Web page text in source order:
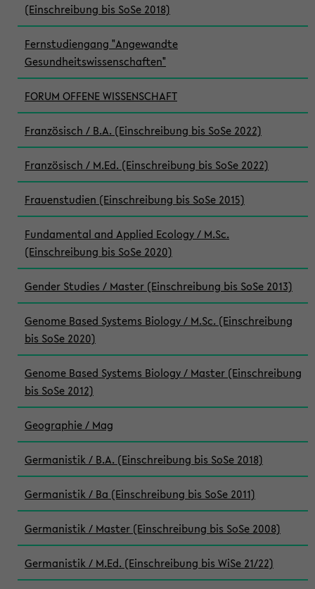
(Einschreibung bis SoSe 2018)
Fernstudiengang "Angewandte
Gesundheitswissenschaften"
FORUM OFFENE WISSENSCHAFT
Französisch / B.A. (Einschreibung bis SoSe 2022)
Französisch / M.Ed. (Einschreibung bis SoSe 2022)
Frauenstudien (Einschreibung bis SoSe 2015)
Fundamental and Applied Ecology / M.Sc.
(Einschreibung bis SoSe 2020)
Gender Studies / Master (Einschreibung bis SoSe 2013)
Genome Based Systems Biology / M.Sc. (Einschreibung
bis SoSe 2020)
Genome Based Systems Biology / Master (Einschreibung
bis SoSe 2012)
Geographie / Mag
Germanistik / B.A. (Einschreibung bis SoSe 2018)
Germanistik / Ba (Einschreibung bis SoSe 2011)
Germanistik / Master (Einschreibung bis SoSe 2008)
Germanistik / M.Ed. (Einschreibung bis WiSe 21/22)